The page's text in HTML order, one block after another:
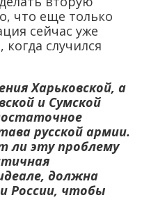
что еще только
сейчас уже
случился
Харьковской, а
и Сумской
русской армии.
ли эту проблему
должна
России, чтобы